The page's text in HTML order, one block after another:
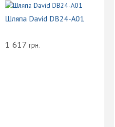
Шляпа David DB24-A01
1 617 грн.